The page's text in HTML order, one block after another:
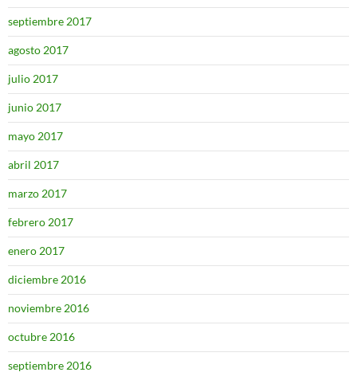
septiembre 2017
agosto 2017
julio 2017
junio 2017
mayo 2017
abril 2017
marzo 2017
febrero 2017
enero 2017
diciembre 2016
noviembre 2016
octubre 2016
septiembre 2016